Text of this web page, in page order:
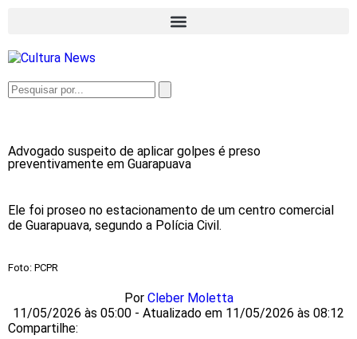
Advogado suspeito de aplicar golpes é preso
preventivamente em Guarapuava
Ele foi proseo no estacionamento de um centro comercial
de Guarapuava, segundo a Polícia Civil.
Foto: PCPR
Por Cleber Moletta
11/05/2026 às 05:00 - Atualizado em 11/05/2026 às 08:12
Compartilhe: